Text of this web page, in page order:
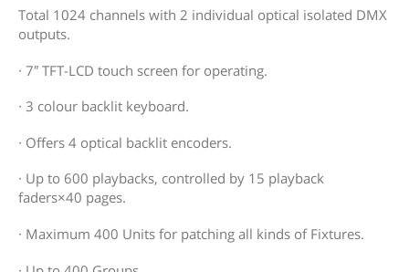
Total 1024 channels with 2 individual optical isolated DMX
outputs.
· 7″ TFT-LCD touch screen for operating.
· 3 colour backlit keyboard.
· Offers 4 optical backlit encoders.
· Up to 600 playbacks, controlled by 15 playback
faders×40 pages.
· Maximum 400 Units for patching all kinds of Fixtures.